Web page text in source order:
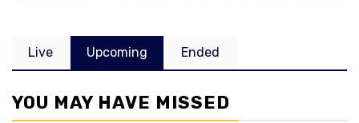
Live Upcoming Ended
YOU MAY HAVE MISSED